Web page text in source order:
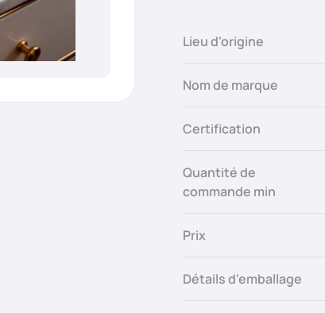
Lieu d'origine
Nom de marque
Certification
Quantité de
commande min
Prix
Détails d'emballage